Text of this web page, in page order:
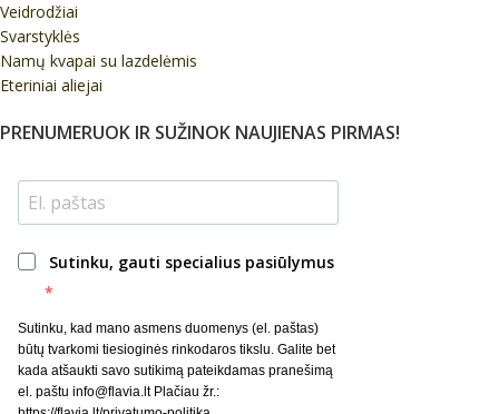
Veidrodžiai
Svarstyklės
Namų kvapai su lazdelėmis
Eteriniai aliejai
PRENUMERUOK IR SUŽINOK NAUJIENAS PIRMAS!
Sutinku, gauti specialius pasiūlymus
Sutinku, kad mano asmens duomenys (el. paštas)
būtų tvarkomi tiesioginės rinkodaros tikslu. Galite bet
kada atšaukti savo sutikimą pateikdamas pranešimą
el. paštu info@flavia.lt Plačiau žr.: